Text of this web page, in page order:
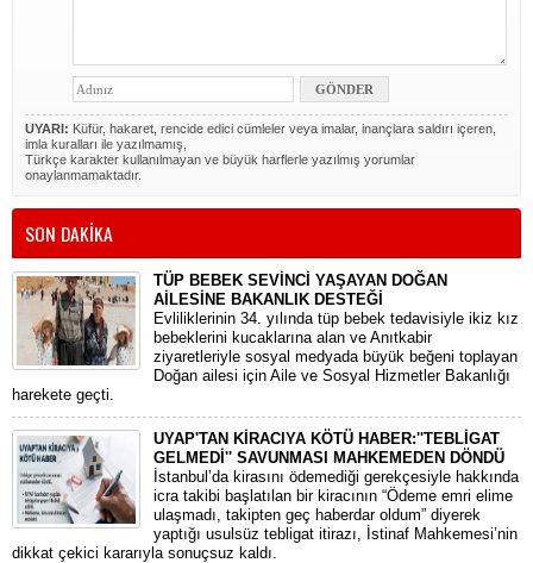
UYARI: Küfür, hakaret, rencide edici cümleler veya imalar, inançlara saldırı içeren,
imla kuralları ile yazılmamış,
Türkçe karakter kullanılmayan ve büyük harflerle yazılmış yorumlar
onaylanmamaktadır.
SON DAKİKA
TÜP BEBEK SEVİNCİ YAŞAYAN DOĞAN
AİLESİNE BAKANLIK DESTEĞİ
​Evliliklerinin 34. yılında tüp bebek tedavisiyle ikiz kız
bebeklerini kucaklarına alan ve Anıtkabir
ziyaretleriyle sosyal medyada büyük beğeni toplayan
Doğan ailesi için Aile ve Sosyal Hizmetler Bakanlığı
harekete geçti.
UYAP'TAN KİRACIYA KÖTÜ HABER:''TEBLİGAT
GELMEDİ'' SAVUNMASI MAHKEMEDEN DÖNDÜ
​İstanbul’da kirasını ödemediği gerekçesiyle hakkında
icra takibi başlatılan bir kiracının “Ödeme emri elime
ulaşmadı, takipten geç haberdar oldum” diyerek
yaptığı usulsüz tebligat itirazı, İstinaf Mahkemesi’nin
dikkat çekici kararıyla sonuçsuz kaldı.